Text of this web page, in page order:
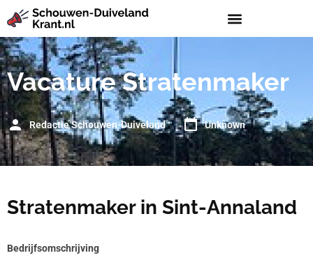
Vacature Stratenmaker
Redactie Schouwen-Duiveland Unknown
Stratenmaker in Sint-Annaland
Bedrijfsomschrijving